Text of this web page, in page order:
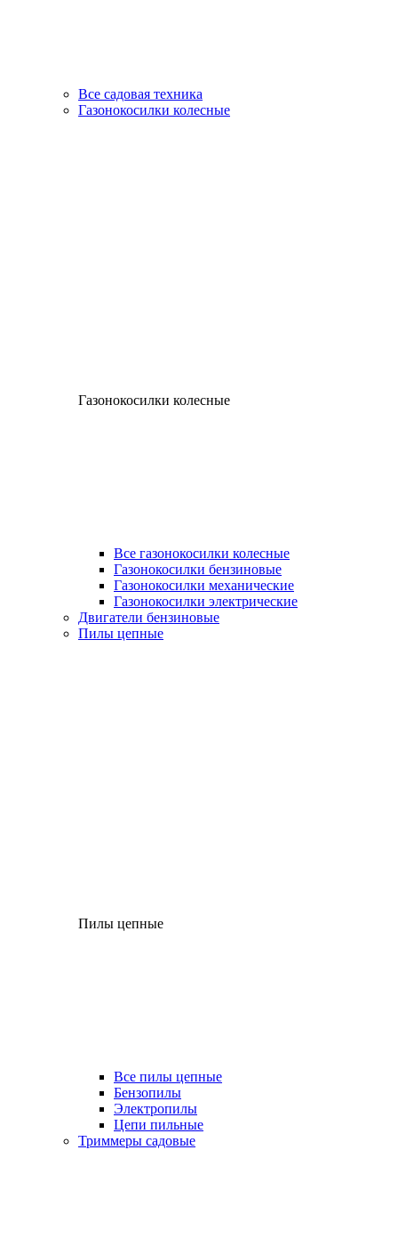
Все садовая техника
Газонокосилки колесные
Газонокосилки колесные
Все газонокосилки колесные
Газонокосилки бензиновые
Газонокосилки механические
Газонокосилки электрические
Двигатели бензиновые
Пилы цепные
Пилы цепные
Все пилы цепные
Бензопилы
Электропилы
Цепи пильные
Триммеры садовые